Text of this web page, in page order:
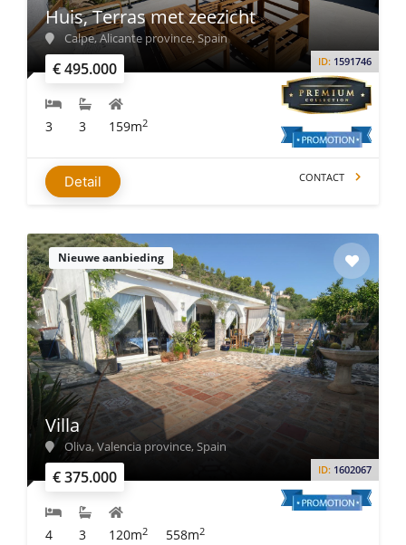
€ 495.000 ID: 1591746
Huis, Terras met zeezicht
Calpe, Alicante province, Spain
3 3 159m2
Detail CONTACT
Nieuwe aanbieding
€ 375.000 ID: 1602067
Villa
Oliva, Valencia province, Spain
4 3 120m2 558m2